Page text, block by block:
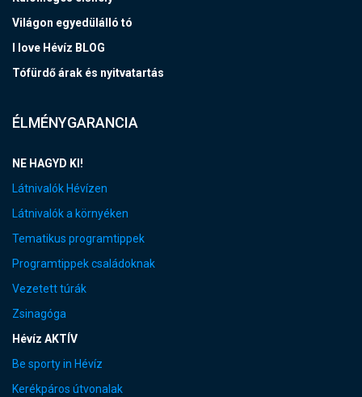
Világon egyedülálló tó
I love Hévíz BLOG
Tófürdő árak és nyitvatartás
ÉLMÉNYGARANCIA
NE HAGYD KI!
Látnivalók Hévízen
Látnivalók a környéken
Tematikus programtippek
Programtippek családoknak
Vezetett túrák
Zsinagóga
Hévíz AKTÍV
Be sporty in Hévíz
Kerékpáros útvonalak